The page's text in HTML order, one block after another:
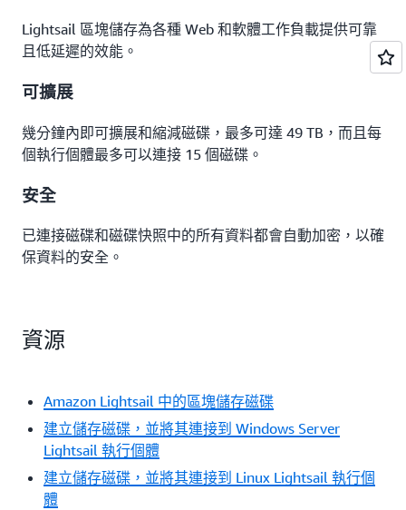
Lightsail 區塊儲存為各種 Web 和軟體工作負載提供可靠
且低延遲的效能。
可擴展
幾分鐘內即可擴展和縮減磁碟，最多可達 49 TB，而且每
個執行個體最多可以連接 15 個磁碟。
安全
已連接磁碟和磁碟快照中的所有資料都會自動加密，以確
保資料的安全。
資源
Amazon Lightsail 中的區塊儲存磁碟
建立儲存磁碟，並將其連接到 Windows Server
Lightsail 執行個體
建立儲存磁碟，並將其連接到 Linux Lightsail 執行個
體